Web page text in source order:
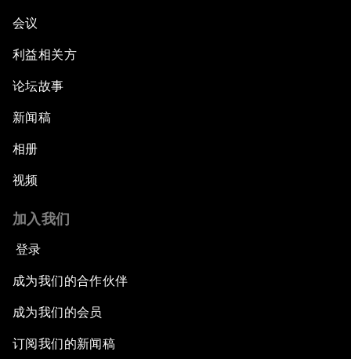
会议
利益相关方
论坛故事
新闻稿
相册
视频
加入我们
登录
成为我们的合作伙伴
成为我们的会员
订阅我们的新闻稿